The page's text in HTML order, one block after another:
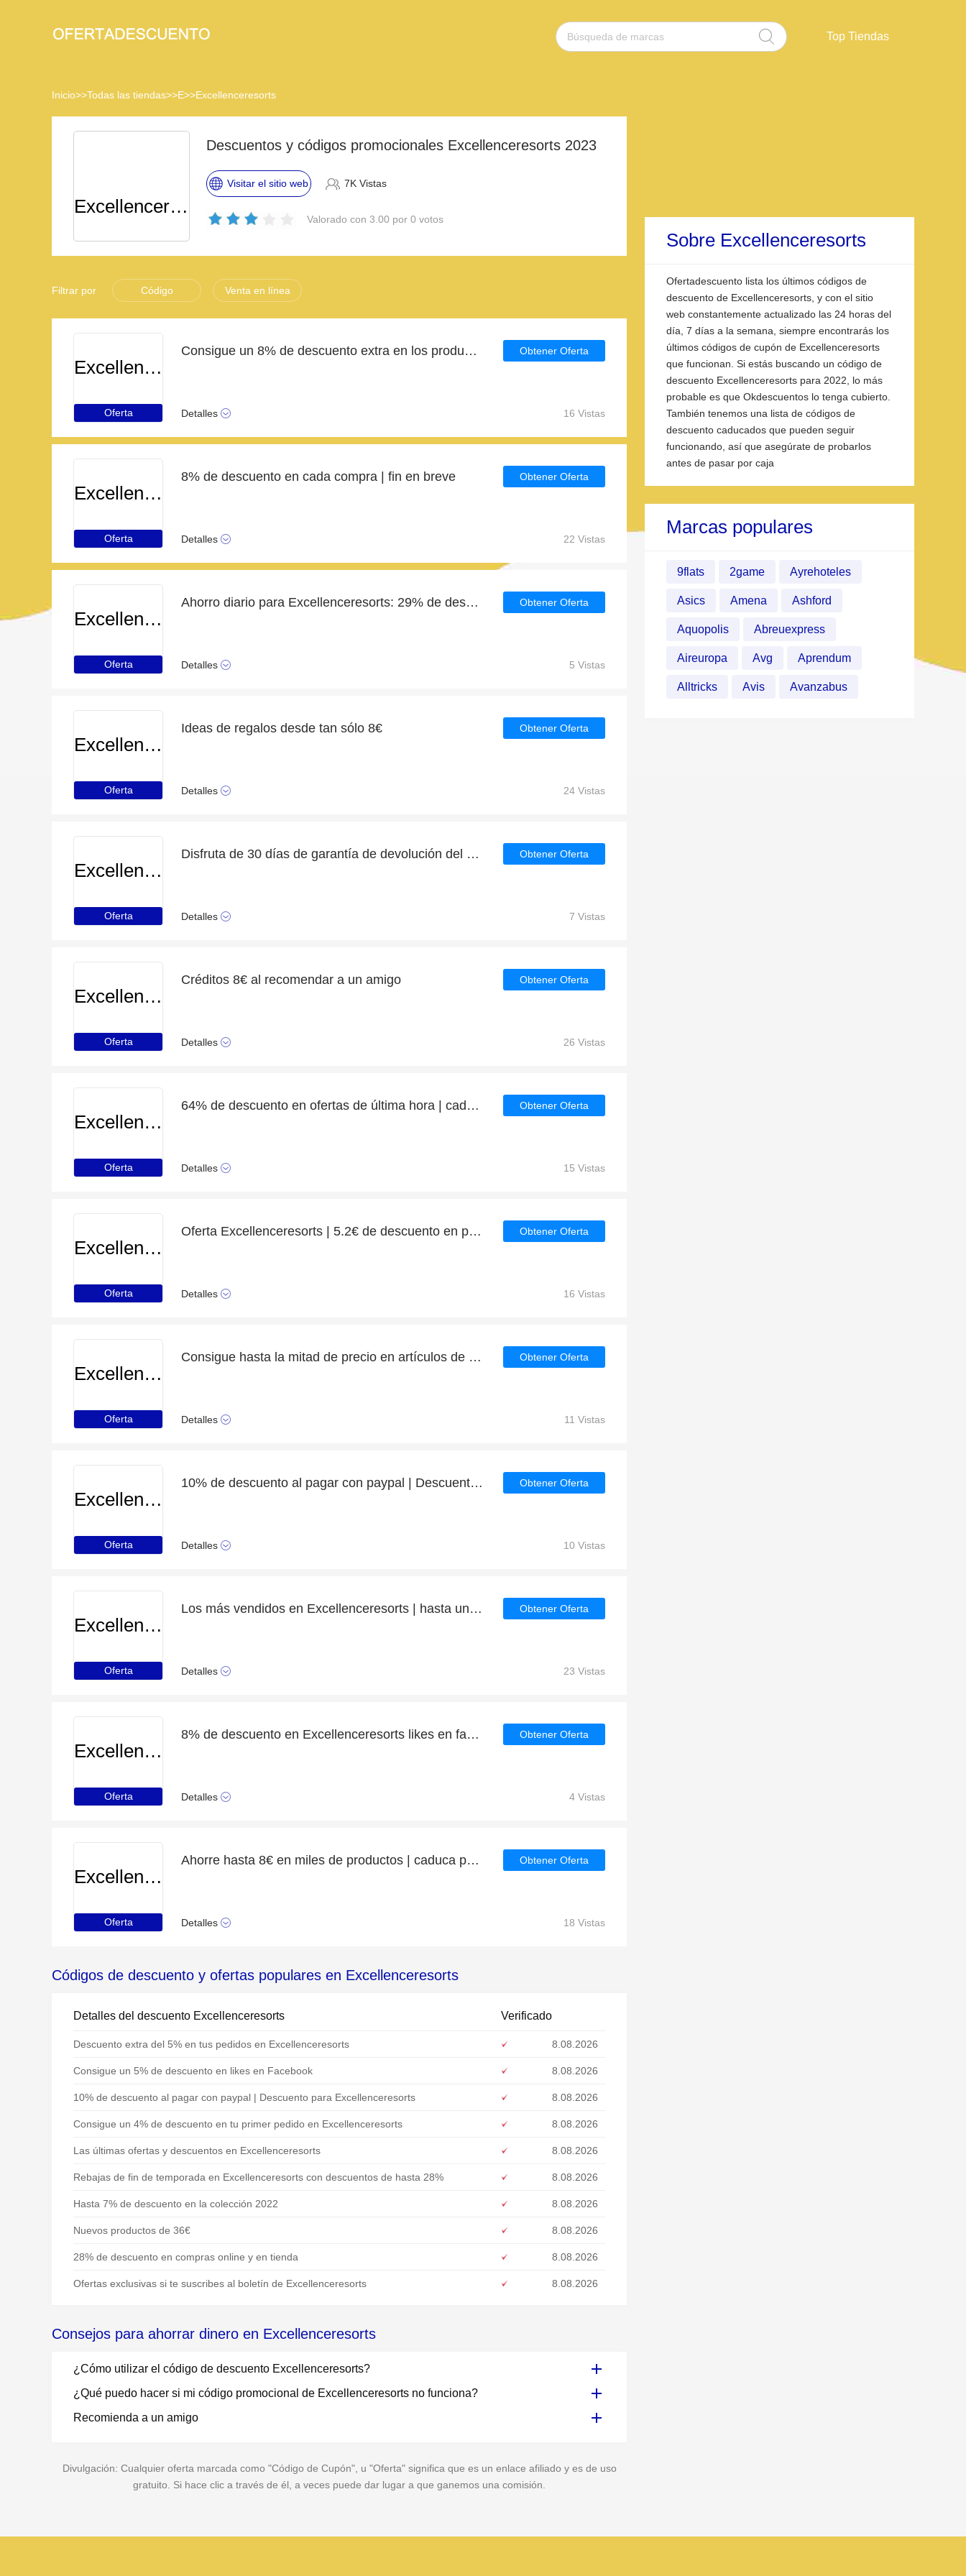
Top Tiendas
Inicio>>Todas las tiendas>>E>>Excellenceresorts
Excellenceresorts
Descuentos y códigos promocionales Excellenceresorts 2023
Visitar el sitio web 7K Vistas
Valorado con 3.00 por 0 votos
Filtrar por Código Venta en línea
Excellenceresorts
Oferta
Consigue un 8% de descuento extra en los productos de Excellenceresorts
Detalles
Obtener Oferta
16 Vistas
Excellenceresorts
Oferta
8% de descuento en cada compra | fin en breve
Detalles
Obtener Oferta
22 Vistas
Excellenceresorts
Oferta
Ahorro diario para Excellenceresorts: 29% de descuento, regalos y más
Detalles
Obtener Oferta
5 Vistas
Excellenceresorts
Oferta
Ideas de regalos desde tan sólo 8€
Detalles
Obtener Oferta
24 Vistas
Excellenceresorts
Oferta
Disfruta de 30 días de garantía de devolución del dinero | descuento continuo
Detalles
Obtener Oferta
7 Vistas
Excellenceresorts
Oferta
Créditos 8€ al recomendar a un amigo
Detalles
Obtener Oferta
26 Vistas
Excellenceresorts
Oferta
64% de descuento en ofertas de última hora | caducan pronto
Detalles
Obtener Oferta
15 Vistas
Excellenceresorts
Oferta
Oferta Excellenceresorts | 5.2€ de descuento en pedidos superiores a 64€
Detalles
Obtener Oferta
16 Vistas
Excellenceresorts
Oferta
Consigue hasta la mitad de precio en artículos de rebajas
Detalles
Obtener Oferta
11 Vistas
Excellenceresorts
Oferta
10% de descuento al pagar con paypal | Descuento para Excellenceresorts
Detalles
Obtener Oferta
10 Vistas
Excellenceresorts
Oferta
Los más vendidos en Excellenceresorts | hasta un 30% de descuento
Detalles
Obtener Oferta
23 Vistas
Excellenceresorts
Oferta
8% de descuento en Excellenceresorts likes en facebook
Detalles
Obtener Oferta
4 Vistas
Excellenceresorts
Oferta
Ahorre hasta 8€ en miles de productos | caduca pronto
Detalles
Obtener Oferta
18 Vistas
Códigos de descuento y ofertas populares en Excellenceresorts
Detalles del descuento Excellenceresorts Verificado
Descuento extra del 5% en tus pedidos en Excellenceresorts 8.08.2026
Consigue un 5% de descuento en likes en Facebook 8.08.2026
10% de descuento al pagar con paypal | Descuento para Excellenceresorts 8.08.2026
Consigue un 4% de descuento en tu primer pedido en Excellenceresorts 8.08.2026
Las últimas ofertas y descuentos en Excellenceresorts 8.08.2026
Rebajas de fin de temporada en Excellenceresorts con descuentos de hasta 28% 8.08.2026
Hasta 7% de descuento en la colección 2022 8.08.2026
Nuevos productos de 36€ 8.08.2026
28% de descuento en compras online y en tienda 8.08.2026
Ofertas exclusivas si te suscribes al boletín de Excellenceresorts 8.08.2026
Consejos para ahorrar dinero en Excellenceresorts
¿Cómo utilizar el código de descuento Excellenceresorts?
¿Qué puedo hacer si mi código promocional de Excellenceresorts no funciona?
Recomienda a un amigo
Divulgación: Cualquier oferta marcada como "Código de Cupón", u "Oferta" significa que es un enlace afiliado y es de uso
gratuito. Si hace clic a través de él, a veces puede dar lugar a que ganemos una comisión.
Sobre Excellenceresorts
Ofertadescuento lista los últimos códigos de
descuento de Excellenceresorts, y con el sitio
web constantemente actualizado las 24 horas del
día, 7 días a la semana, siempre encontrarás los
últimos códigos de cupón de Excellenceresorts
que funcionan. Si estás buscando un código de
descuento Excellenceresorts para 2022, lo más
probable es que Okdescuentos lo tenga cubierto.
También tenemos una lista de códigos de
descuento caducados que pueden seguir
funcionando, así que asegúrate de probarlos
antes de pasar por caja
Marcas populares
9flats 2game Ayrehoteles
Asics Amena Ashford
Aquopolis Abreuexpress
Aireuropa Avg Aprendum
Alltricks Avis Avanzabus